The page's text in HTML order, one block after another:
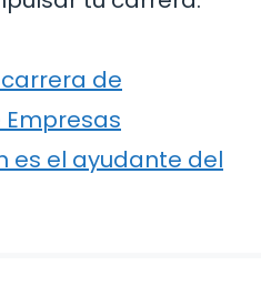
de
es el ayudante del